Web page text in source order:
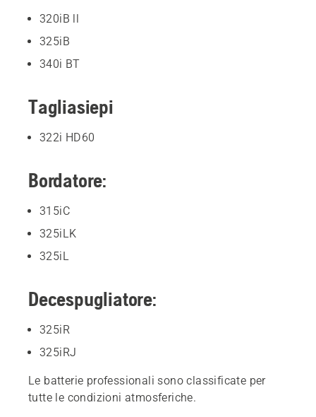
320iB ll
325iB
340i BT
Tagliasiepi
322i HD60
Bordatore:
315iC
325iLK
325iL
Decespugliatore:
325iR
325iRJ
Le batterie professionali sono classificate per
tutte le condizioni atmosferiche.